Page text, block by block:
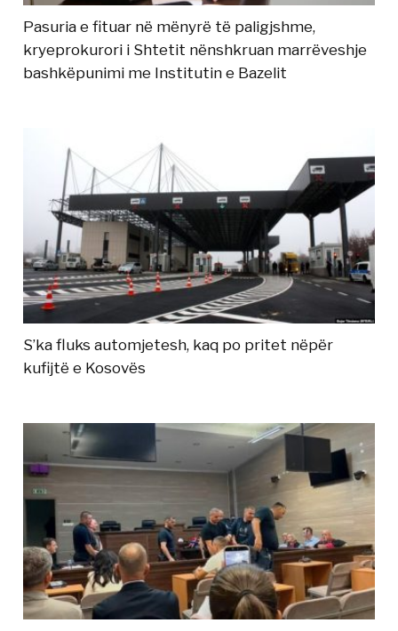
Pasuria e fituar në mënyrë të paligjshme,
kryeprokurori i Shtetit nënshkruan marrëveshje
bashkëpunimi me Institutin e Bazelit
S’ka fluks automjetesh, kaq po pritet nëpër
kufijtë e Kosovës